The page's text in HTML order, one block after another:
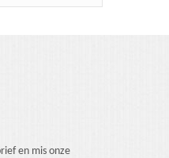
en mis onze